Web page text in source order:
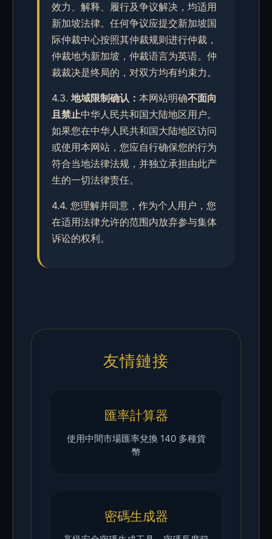
效力、解释、履行及争议解决，均适用
新加坡法律。任何争议应提交新加坡国
际仲裁中心按照其仲裁规则进行仲裁，
仲裁地为新加坡，仲裁语言为英语。仲
裁裁决是终局的，对双方均有约束力。
4.3. 地域限制确认： 本网站明确不面向
且禁止中华人民共和国大陆地区用户。
如果您在中华人民共和国大陆地区访问
或使用本网站，您应自行确保您的行为
符合当地法律法规，并独立承担由此产
生的一切法律责任。
4.4. 您理解并同意，作为个人用户，您
在适用法律允许的范围内放弃参与集体
诉讼的权利。
友情鏈接
匯率計算器
使用中間市場匯率兌換 140 多種貨
幣
密碼生成器